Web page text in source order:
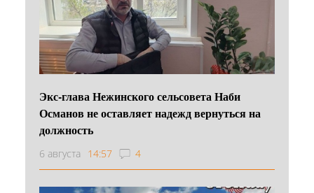
Экс-глава Нежинского сельсовета Наби
Османов не оставляет надежд вернуться на
должность
6 августа 14:57 4